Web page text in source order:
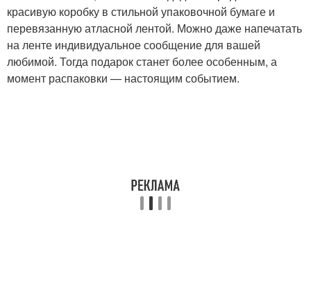
красивую коробку в стильной упаковочной бумаге и
перевязанную атласной лентой. Можно даже напечатать
на ленте индивидуальное сообщение для вашей
любимой. Тогда подарок станет более особенным, а
момент распаковки — настоящим событием.